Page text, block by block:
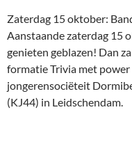
Zaterdag 15 oktober:
Aanstaande zaterdag 15
genieten geblazen! Dan
formatie Trivia met
jongerensociëteit
(KJ44) in Leidschendam.